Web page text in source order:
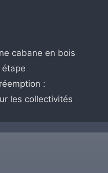
cabane en bois
:
les collectivités